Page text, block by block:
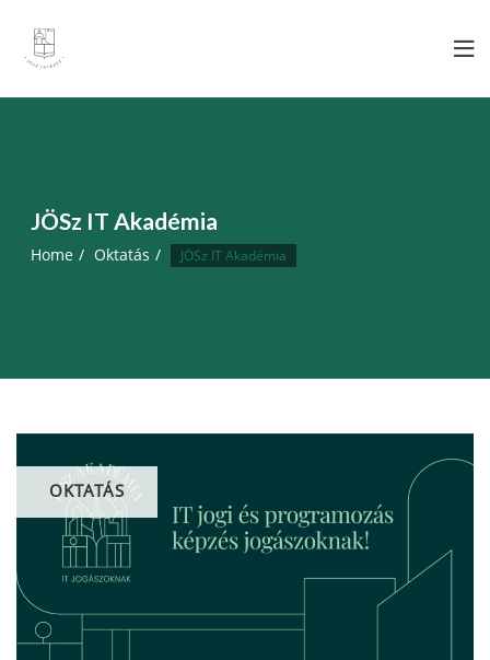
content
JÖSz IT Akadémia
Home Oktatás JÖSz IT Akadémia
OKTATÁS